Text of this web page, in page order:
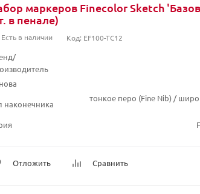
маркеров Finecolor Sketch
в пенале)
Есть в наличии Код: EF100-TC12
наконечника
тонкое перо (Fine Nib) /
Отложить Сравнить